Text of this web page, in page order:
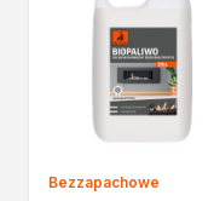
Ekspert radzi
Mistrz w 5 krokach
Bezzapachowe